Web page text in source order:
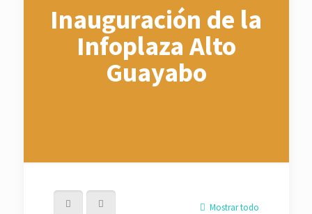
Inauguración de la
Infoplaza Alto
Guayabo
Mostrar todo